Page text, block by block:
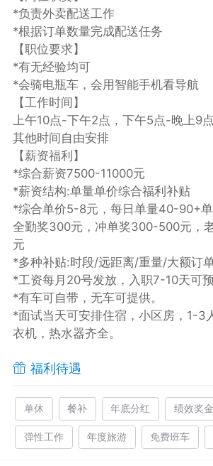
*负责外卖配送工作
*根据订单数量完成配送任务
【职位要求】
*有无经验均可
*会骑电瓶车，会用智能手机看导航
【工作时间】
上午10点-下午2点，下午5点-晚上9点
其他时间自由安排
【薪资福利】
*综合薪资7500-11000元
*薪资结构:单量单价综合福利补贴
*综合单价5-8元，每日单量40-90+单
全勤奖300元，冲单奖300-500元，
元
*多种补贴:时段/远距离/重量/大额订
*工资每月20号发放，入职7-10天可
*有车可自带，无车可提供。
*面试当天可安排住宿，小区房，1-3
衣机，热水器齐全。
福利待遇
单休 餐补 年底分红 绩效奖金
弹性工作 年度旅游 免费班车